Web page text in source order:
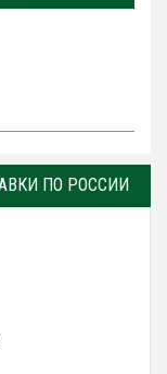
ПО РОССИИ